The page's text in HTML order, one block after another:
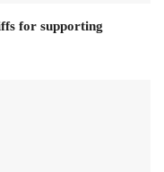
for supporting